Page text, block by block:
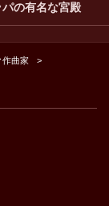
パの有名な宮殿
作曲家